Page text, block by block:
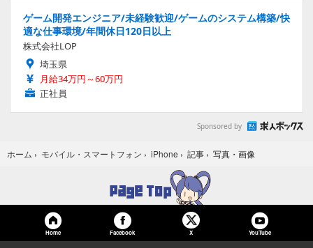
ゲーム開発エンジニア/未経験歓迎/ゲームのシステム構築/快
適な仕事環境/年間休日120日以上
株式会社LOP
埼玉県
月給34万円～60万円
正社員
Sponsored by
ホーム › モバイル・スマートフォン › iPhone › 記事 › 写真・画像
Home Facebook X YouTube